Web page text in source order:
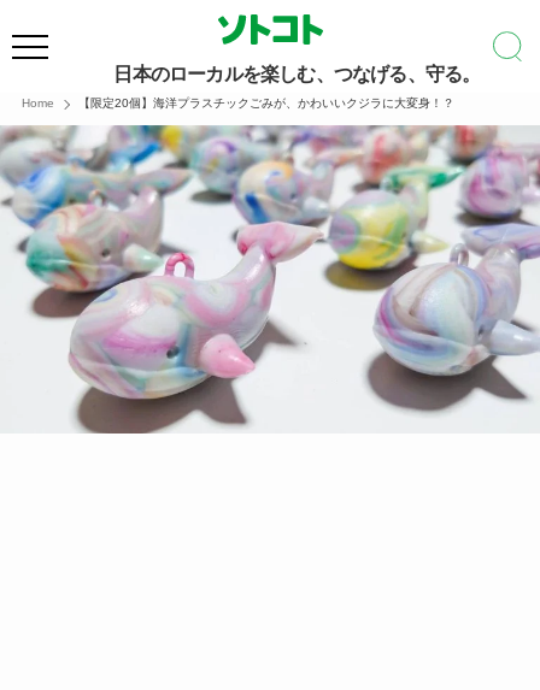
日本のローカルを楽しむ、つなげる、守る。
Home 【限定20個】海洋プラスチックごみが、かわいいクジラに大変身！？